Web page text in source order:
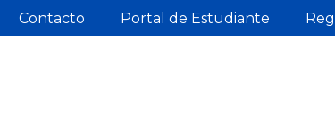
Contacto Portal de Estudiante